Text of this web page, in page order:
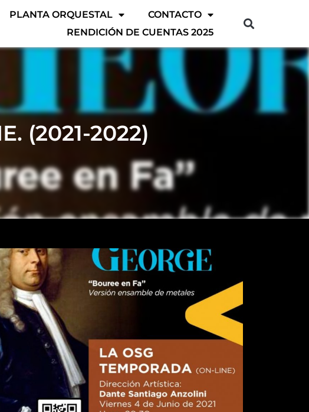
PLANTA ORQUESTAL
CONTACTO
RENDICIÓN DE CUENTAS 2025
(2021-2022)